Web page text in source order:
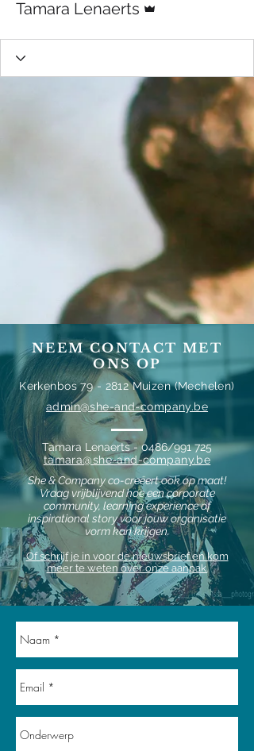
Tamara Lenaerts
NEEM CONTACT MET
ONS OP
Kerkenbos 79 - 2812 Muizen (Mechelen)
admin@she-and-company.be
Tamara Lenaerts - 0486/991 725
tamara@she-and-company.be
She & Company co-creëert ook op maat!
Vraag vrijblijvend hoe een corporate
community, learning experience of
inspirational story voor jouw organisatie
vorm kan krijgen.
Of schrijf je in voor de nieuwsbrief en kom
meer te weten over onze aanpak.